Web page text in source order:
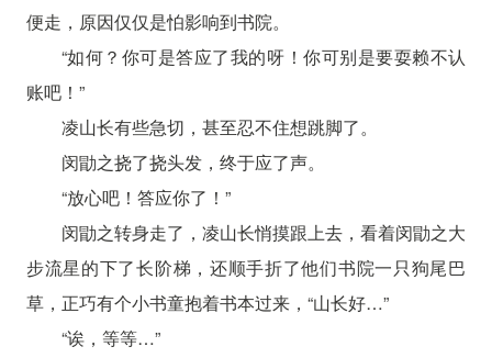
便走，原因仅仅是怕影响到书院。
“如何？你可是答应了我的呀！你可别是要耍赖不认
账吧！”
凌山长有些急切，甚至忍不住想跳脚了。
闵勖之挠了挠头发，终于应了声。
“放心吧！答应你了！”
闵勖之转身走了，凌山长悄摸跟上去，看着闵勖之大
步流星的下了长阶梯，还顺手折了他们书院一只狗尾巴
草，正巧有个小书童抱着书本过来，“山长好…”
“诶，等等…”